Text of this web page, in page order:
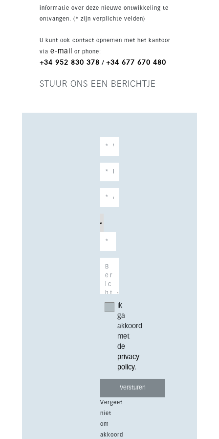
een terras van 21 m². Het beschikt over een
ingerichte keuken, airconditioning warm/koud,
vloeren en garageparking.
informatie over deze nieuwe ontwikkeling te
ontvangen. (* zijn verplichte velden)
U kunt ook contact opnemen met het kantoor
via e-mail or phone:
+34 952 830 378 / +34 677 670 480
STUUR ONS EEN BERICHTJE
Ik
ga
akkoord
met
de
privacy
policy.
Vergeet
niet
om
akkoord